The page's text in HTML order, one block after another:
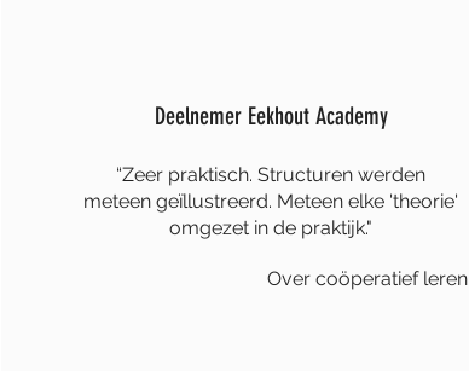
Deelnemer Eekhout Academy
“Zeer praktisch. Structuren werden
meteen geïllustreerd. Meteen elke 'theorie'
omgezet in de praktijk."
Over coöperatief leren